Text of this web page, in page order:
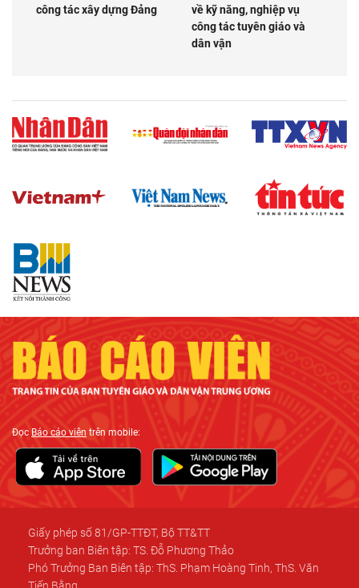
công tác xây dựng Đảng
về kỹ năng, nghiệp vụ
công tác tuyên giáo và
dân vận
ĐọcBáo cáo viên trên mobile:
Giấy phép số 81/GP-TTĐT, Bộ TT&TT
Trưởng ban Biên tập: TS. Đỗ Phương Thảo
Phó Trưởng Ban Biên tập: ThS. Phạm Hoàng Tinh, ThS. Văn